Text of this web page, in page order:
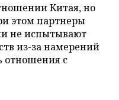
Китая, но
этом партнеры
не испытывают
из-за намерений
отношения с